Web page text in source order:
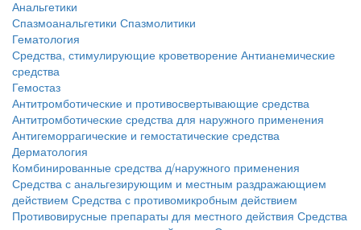
Анальгетики
Спазмоанальгетики Спазмолитики
Гематология
Средства, стимулирующие кроветворение Антианемические
средства
Гемостаз
Антитромботические и противосвертывающие средства
Антитромботические средства для наружного применения
Антигеморрагические и гемостатические средства
Дерматология
Комбинированные средства д/наружного применения
Средства с анальгезирующим и местным раздражающием
действием Средства с противомикробным действием
Противовирусные препараты для местного действия Средства